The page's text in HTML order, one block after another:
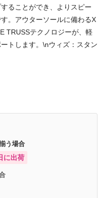
ることができ、よりスピー
。アウターソールに備わるX
TRUSSテクノロジーが、軽
トします。\nウィズ：スタン
う場合
に出荷